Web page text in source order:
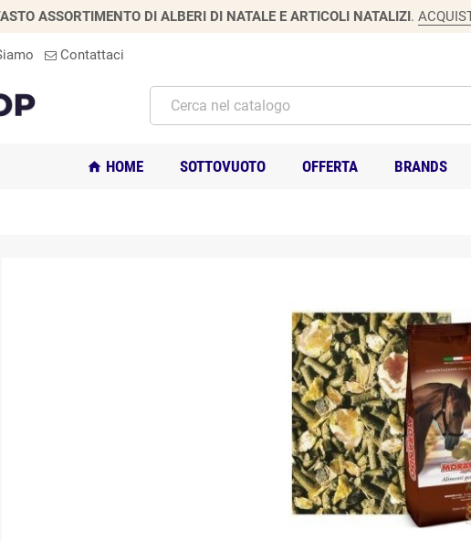
ASSORTIMENTO DI ALBERI DI NATALE E ARTICOLI NATALIZI.
Contattaci
home HOME SOTTOVUOTO OFFERTA BRANDS